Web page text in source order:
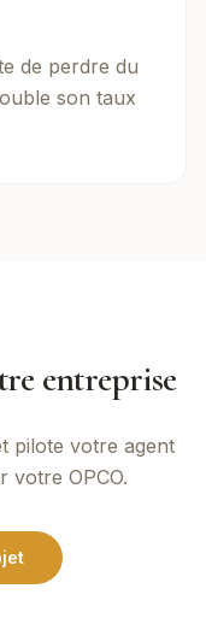
de perdre du
son taux
entreprise
pilote votre agent
votre OPCO.